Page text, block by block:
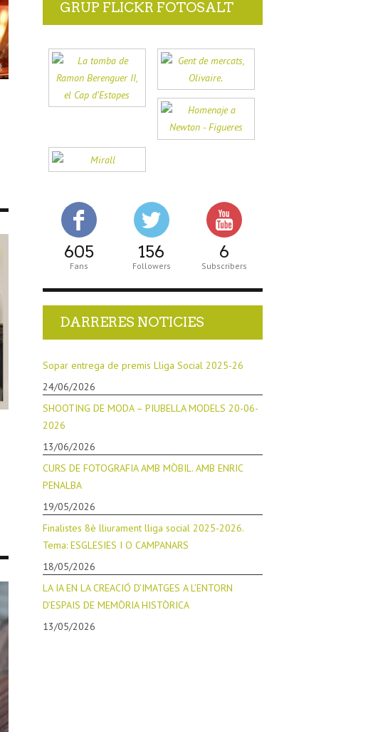
GRUP FLICKR FOTOSALT
605
Fans
156
Followers
6
Subscribers
DARRERES NOTICIES
Sopar entrega de premis Lliga Social 2025-26
24/06/2026
SHOOTING DE MODA – PIUBELLA MODELS 20-06-
2026
13/06/2026
CURS DE FOTOGRAFIA AMB MÒBIL. AMB ENRIC
PENALBA
19/05/2026
Finalistes 8è lliurament lliga social 2025-2026.
Tema: ESGLESIES I O CAMPANARS
18/05/2026
LA IA EN LA CREACIÓ D’IMATGES A L’ENTORN
D’ESPAIS DE MEMÒRIA HISTÒRICA
13/05/2026